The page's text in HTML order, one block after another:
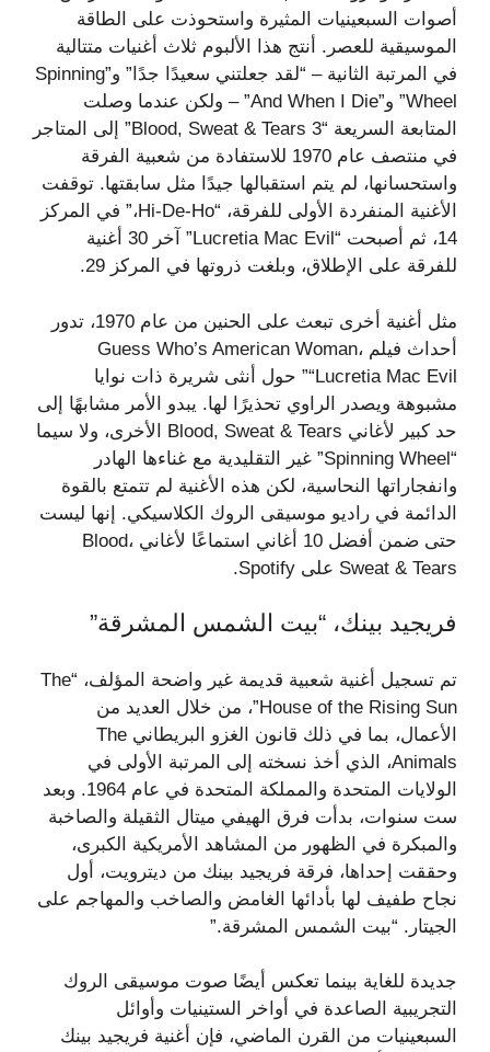
أصوات السبعينيات المثيرة واستحوذت على الطاقة
الموسيقية للعصر. أنتج هذا الألبوم ثلاث أغنيات متتالية
في المرتبة الثانية – “لقد جعلتني سعيدًا جدًا” و”Spinning
Wheel” و”And When I Die” – ولكن عندما وصلت
المتابعة السريعة “Blood, Sweat & Tears 3” إلى المتاجر
في منتصف عام 1970 للاستفادة من شعبية الفرقة
واستحسانها، لم يتم استقبالها جيدًا مثل سابقتها. توقفت
الأغنية المنفردة الأولى للفرقة، “Hi-De-Ho،” في المركز
14، ثم أصبحت “Lucretia Mac Evil” آخر 30 أغنية
للفرقة على الإطلاق، وبلغت ذروتها في المركز 29.
مثل أغنية أخرى تبعث على الحنين من عام 1970، تدور
أحداث فيلم Guess Who’s American Woman،
“Lucretia Mac Evil” حول أنثى شريرة ذات نوايا
مشبوهة ويصدر الراوي تحذيرًا لها. يبدو الأمر مشابهًا إلى
حد كبير لأغاني Blood, Sweat & Tears الأخرى، ولا سيما
“Spinning Wheel” غير التقليدية مع غناءها الهادر
وانفجاراتها النحاسية، لكن هذه الأغنية لم تتمتع بالقوة
الدائمة في راديو موسيقى الروك الكلاسيكي. إنها ليست
حتى ضمن أفضل 10 أغاني استماعًا لأغاني Blood،
Sweat & Tears على Spotify.
فريجيد بينك، “بيت الشمس المشرقة”
تم تسجيل أغنية شعبية قديمة غير واضحة المؤلف، “The
House of the Rising Sun”، من خلال العديد من
الأعمال، بما في ذلك قانون الغزو البريطاني The
Animals، الذي أخذ نسخته إلى المرتبة الأولى في
الولايات المتحدة والمملكة المتحدة في عام 1964. وبعد
ست سنوات، بدأت فرق الهيفي ميتال الثقيلة والصاخبة
والمبكرة في الظهور من المشاهد الأمريكية الكبرى،
وحققت إحداها، فرقة فريجيد بينك من ديترويت، أول
نجاح طفيف لها بأدائها الغامض والصاخب والمهاجم على
الجيتار. “بيت الشمس المشرقة.”
جديدة للغاية بينما تعكس أيضًا صوت موسيقى الروك
التجريبية الصاعدة في أواخر الستينيات وأوائل
السبعينيات من القرن الماضي، فإن أغنية فريجيد بينك